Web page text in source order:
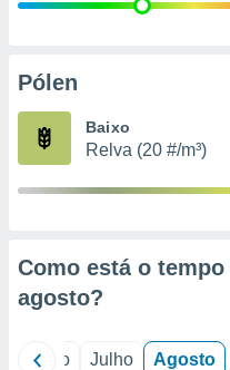
e
de
Pólen
Baixo
Relva (20 #/m³)
Como está o
agosto?
Junho Julho Agosto